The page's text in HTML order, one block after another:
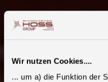
Wir nutzen Cookies....
... um a) die Funktion der